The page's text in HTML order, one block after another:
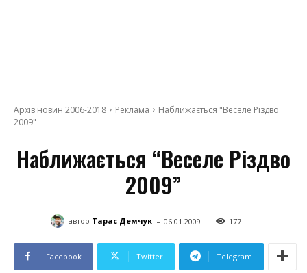
Архів новин 2006-2018 Реклама
Наближається "Веселе Різдво
2009"
Наближається “Веселе Різдво
2009”
автор Тарас Демчук - 06.01.2009 177
Facebook Twitter Telegram